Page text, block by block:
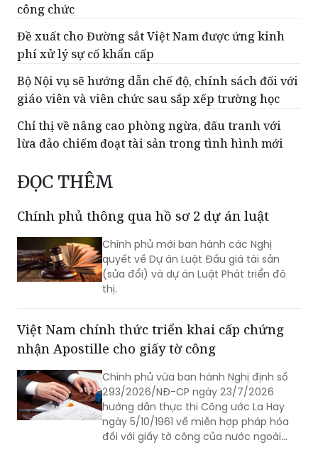
công chức
Đề xuất cho Đường sắt Việt Nam được ứng kinh
phí xử lý sự cố khẩn cấp
Bộ Nội vụ sẽ hướng dẫn chế độ, chính sách đối với
giáo viên và viên chức sau sắp xếp trường học
Chỉ thị về nâng cao phòng ngừa, đấu tranh với
lừa đảo chiếm đoạt tài sản trong tình hình mới
ĐỌC THÊM
Chính phủ thông qua hồ sơ 2 dự án luật
Chính phủ mới ban hành các Nghị
quyết về Dự án Luật Đấu giá tài sản
(sửa đổi) và dự án Luật Phát triển đô
thị.
Việt Nam chính thức triển khai cấp chứng
nhận Apostille cho giấy tờ công
Chính phủ vừa ban hành Nghị định số
293/2026/NĐ-CP ngày 23/7/2026
hướng dẫn thực thi Công ước La Hay
ngày 5/10/1961 về miễn hợp pháp hóa
đối với giấy tờ công của nước ngoài